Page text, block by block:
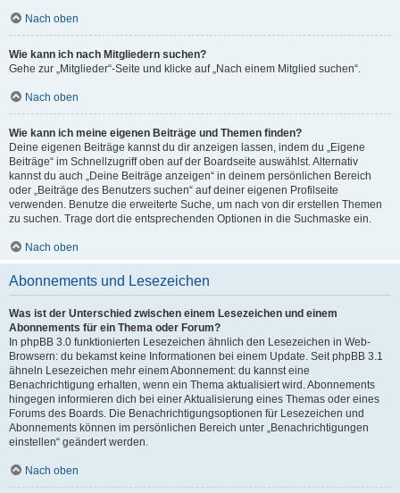
Nach oben
Wie kann ich nach Mitgliedern suchen?
Gehe zur „Mitglieder“-Seite und klicke auf „Nach einem Mitglied suchen“.
Nach oben
Wie kann ich meine eigenen Beiträge und Themen finden?
Deine eigenen Beiträge kannst du dir anzeigen lassen, indem du „Eigene
Beiträge“ im Schnellzugriff oben auf der Boardseite auswählst. Alternativ
kannst du auch „Deine Beiträge anzeigen“ in deinem persönlichen Bereich
oder „Beiträge des Benutzers suchen“ auf deiner eigenen Profilseite
verwenden. Benutze die erweiterte Suche, um nach von dir erstellen Themen
zu suchen. Trage dort die entsprechenden Optionen in die Suchmaske ein.
Nach oben
Abonnements und Lesezeichen
Was ist der Unterschied zwischen einem Lesezeichen und einem
Abonnements für ein Thema oder Forum?
In phpBB 3.0 funktionierten Lesezeichen ähnlich den Lesezeichen in Web-
Browsern: du bekamst keine Informationen bei einem Update. Seit phpBB 3.1
ähneln Lesezeichen mehr einem Abonnement: du kannst eine
Benachrichtigung erhalten, wenn ein Thema aktualisiert wird. Abonnements
hingegen informieren dich bei einer Aktualisierung eines Themas oder eines
Forums des Boards. Die Benachrichtigungsoptionen für Lesezeichen und
Abonnements können im persönlichen Bereich unter „Benachrichtigungen
einstellen“ geändert werden.
Nach oben